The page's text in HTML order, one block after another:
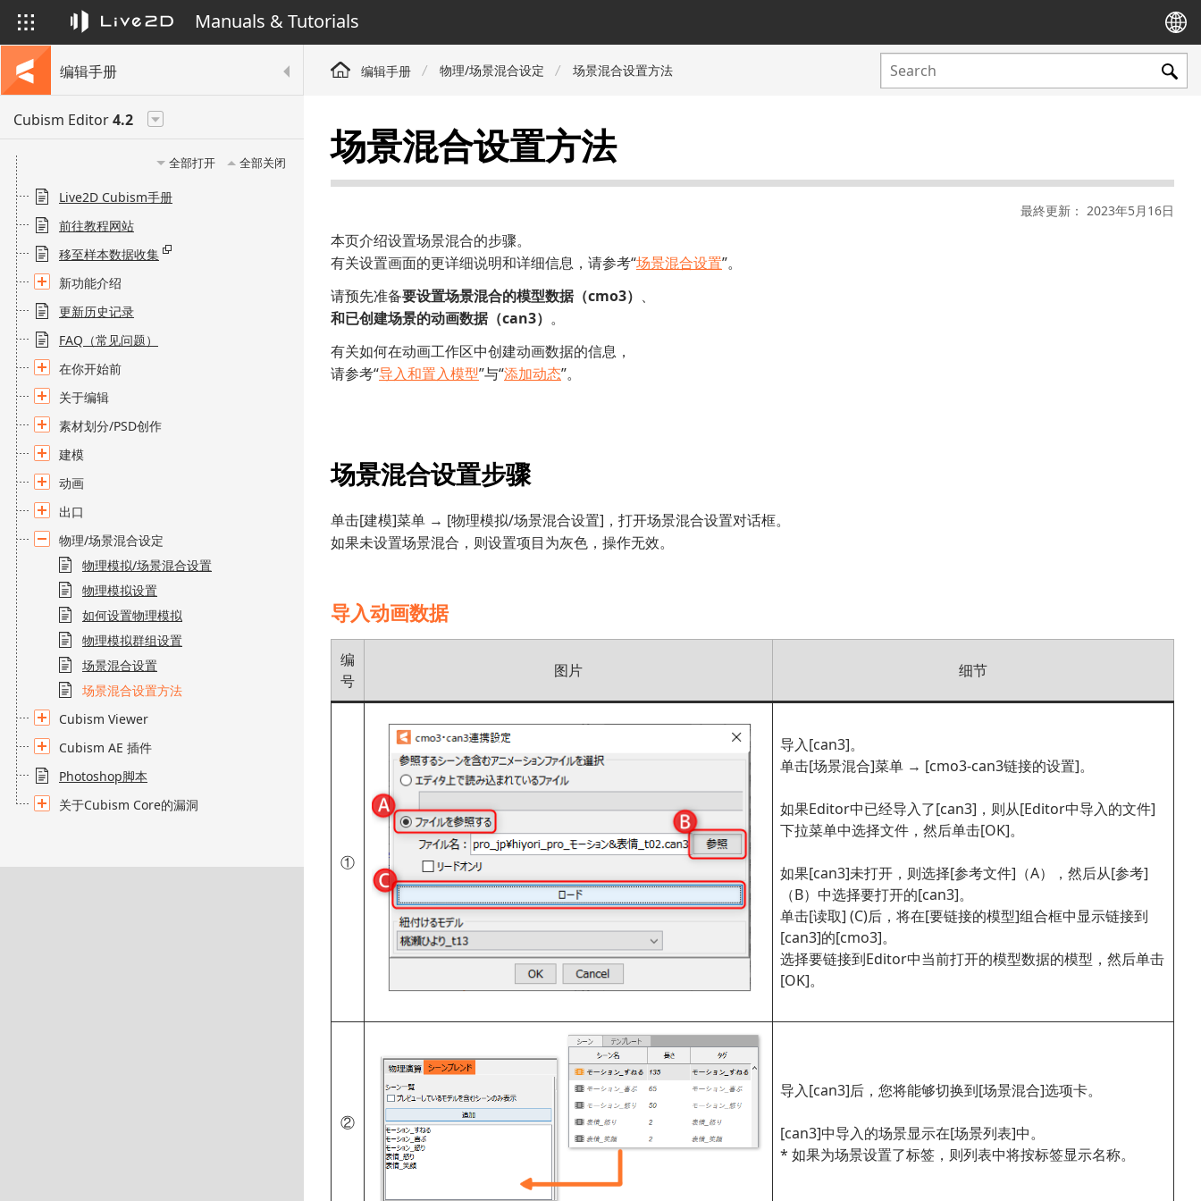
Manuals & Tutorials
编辑手册
Cubism Editor4.2
全部打开 全部关闭
Live2D Cubism手册
前往教程网站
移至样本数据收集
新功能介绍
更新历史记录
FAQ（常见问题）
在你开始前
关于编辑
素材划分/PSD创作
建模
动画
出口
物理/场景混合设定
物理模拟/场景混合设置
物理模拟设置
如何设置物理模拟
物理模拟群组设置
场景混合设置
场景混合设置方法
Cubism Viewer
Cubism AE 插件
Photoshop脚本
关于Cubism Core的漏洞
编辑手册 物理/场景混合设定 场景混合设置方法
场景混合设置方法
最終更新： 2023年5月16日
本页介绍设置场景混合的步骤。
有关设置画面的更详细说明和详细信息，请参考“场景混合设置”。
请预先准备要设置场景混合的模型数据（cmo3） 、
和已创建场景的动画数据（can3） 。
有关如何在动画工作区中创建动画数据的信息，
请参考“导入和置入模型”与“添加动态”。
场景混合设置步骤
单击[建模]菜单 → [物理模拟/场景混合设置]，打开场景混合设置对话框。
如果未设置场景混合，则设置项目为灰色，操作无效。
导入动画数据
编
号
图片 细节
①
导入[can3]。
单击[场景混合]菜单 → [cmo3-can3链接的设置]。
如果Editor中已经导入了[can3]，则从[Editor中导入的文件]
下拉菜单中选择文件，然后单击[OK]。
如果[can3]未打开，则选择[参考文件]（A），然后从[参考]
（B）中选择要打开的[can3]。
单击[读取] (C)后，将在[要链接的模型]组合框中显示链接到
[can3]的[cmo3]。
选择要链接到Editor中当前打开的模型数据的模型，然后单击
[OK]。
②
导入[can3]后，您将能够切换到[场景混合]选项卡。
[can3]中导入的场景显示在[场景列表]中。
* 如果为场景设置了标签，则列表中将按标签显示名称。